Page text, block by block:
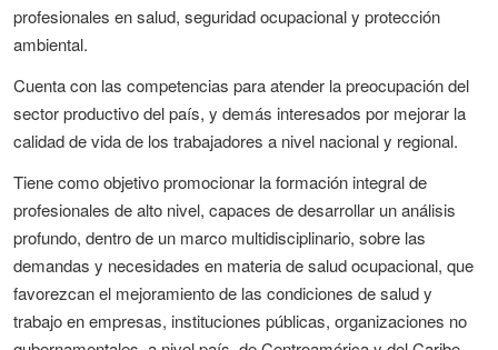
profesionales en salud, seguridad ocupacional y protección
ambiental.
Cuenta con las competencias para atender la preocupación del
sector productivo del país, y demás interesados por mejorar la
calidad de vida de los trabajadores a nivel nacional y regional.
Tiene como objetivo promocionar la formación integral de
profesionales de alto nivel, capaces de desarrollar un análisis
profundo, dentro de un marco multidisciplinario, sobre las
demandas y necesidades en materia de salud ocupacional, que
favorezcan el mejoramiento de las condiciones de salud y
trabajo en empresas, instituciones públicas, organizaciones no